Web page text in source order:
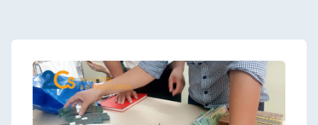
bất
động
sản